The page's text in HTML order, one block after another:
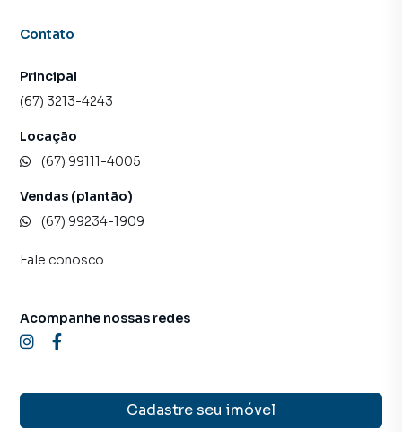
Contato
Principal
(67) 3213-4243
Locação
(67) 99111-4005
Vendas (plantão)
(67) 99234-1909
Fale conosco
Cadastre seu imóvel
Acompanhe nossas redes